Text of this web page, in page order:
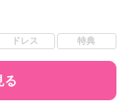
ドレス 特典
る